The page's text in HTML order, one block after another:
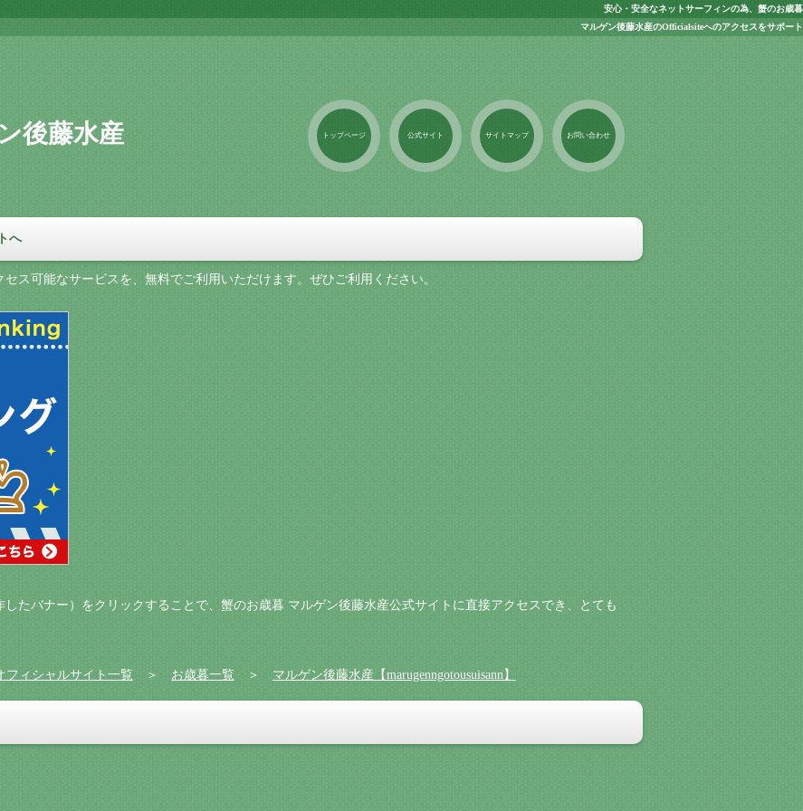
安心・安全なネットサーフィンの為、蟹のお歳暮
マルゲン後藤水産のOfficialsiteへのアクセスをサポート
後藤水産 トップページ 公式サイト サイトマップ お問い合わせ
へ
ス可能なサービスを、無料でご利用いただけます。ぜひご利用ください。
たバナー）をクリックすることで、蟹のお歳暮 マルゲン後藤水産公式サイトに直接アクセスでき、とても
フィシャルサイト一覧 ＞ お歳暮一覧 ＞ マルゲン後藤水産【marugenngotousuisann】